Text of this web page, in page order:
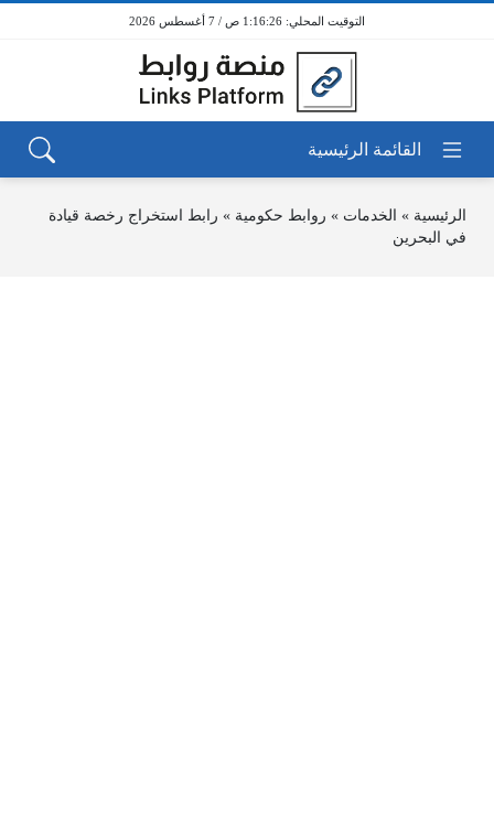
1:16:26 ص / 7 أغسطس 2026
الرئيسية » الخدمات » روابط حكومية » رابط استخراج رخصة قيادة
في البحرين